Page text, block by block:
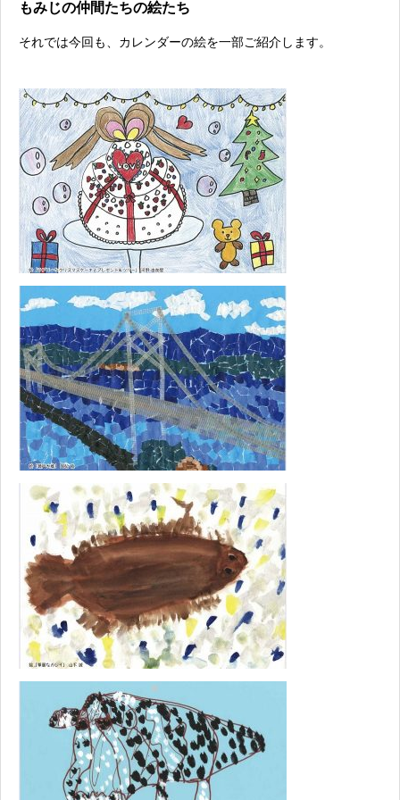
もみじの仲間たちの絵たち
それでは今回も、カレンダーの絵を一部ご紹介します。